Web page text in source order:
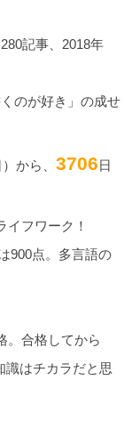
記事、2018年
のが好き」の成せ
から、 3706日
フワーク！
900点。多言語の
。合格してから
識はチカラだと思